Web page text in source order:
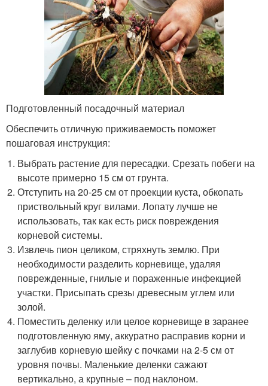
Подготовленный посадочный материал
Обеспечить отличную приживаемость поможет
пошаговая инструкция:
Выбрать растение для пересадки. Срезать побеги на
высоте примерно 15 см от грунта.
Отступить на 20-25 см от проекции куста, обкопать
приствольный круг вилами. Лопату лучше не
использовать, так как есть риск повреждения
корневой системы.
Извлечь пион целиком, стряхнуть землю. При
необходимости разделить корневище, удаляя
поврежденные, гнилые и пораженные инфекцией
участки. Присыпать срезы древесным углем или
золой.
Поместить деленку или целое корневище в заранее
подготовленную яму, аккуратно расправив корни и
заглубив корневую шейку с почками на 2-5 см от
уровня почвы. Маленькие деленки сажают
вертикально, а крупные – под наклоном.